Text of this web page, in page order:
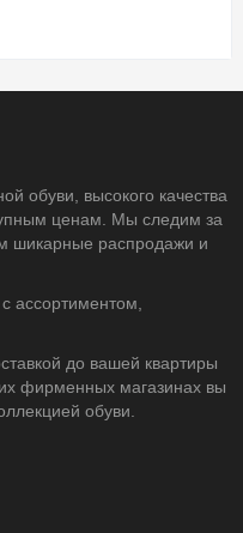
обуви, высокого качества
ценам. Мы следим за
шикарные распродажи и
ассортиментом,
до вашей квартиры
фирменных магазинах вы
обуви.